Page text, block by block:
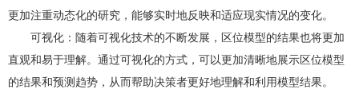
更加注重动态化的研究，能够实时地反映和适应现实情况的变化。
可视化：随着可视化技术的不断发展，区位模型的结果也将更加
直观和易于理解。通过可视化的方式，可以更加清晰地展示区位模型
的结果和预测趋势，从而帮助决策者更好地理解和利用模型结果。